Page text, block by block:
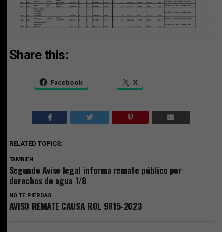
Share this:
Facebook X
RELATED TOPICS:
TAMBIEN
Segundo Aviso legal informa remate público por
derechos de agua 1/8
NO TE PIERDAS
AVISO REMATE CAUSA ROL 9815-2023